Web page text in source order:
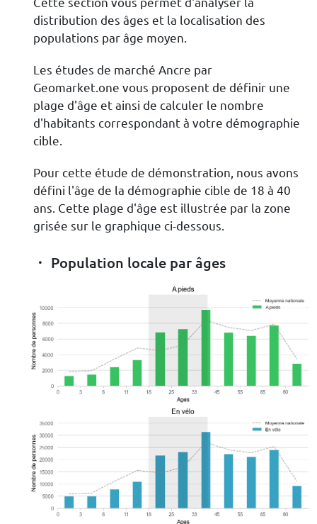
distribution des âges et la localisation des
populations par âge moyen.
Les études de marché Ancre par
Geomarket.one vous proposent de définir une
plage d'âge et ainsi de calculer le nombre
d'habitants correspondant à votre démographie
cible.
Pour cette étude de démonstration, nous avons
défini l'âge de la démographie cible de 18 à 40
ans. Cette plage d'âge est illustrée par la zone
grisée sur le graphique ci-dessous.
Population locale par âges